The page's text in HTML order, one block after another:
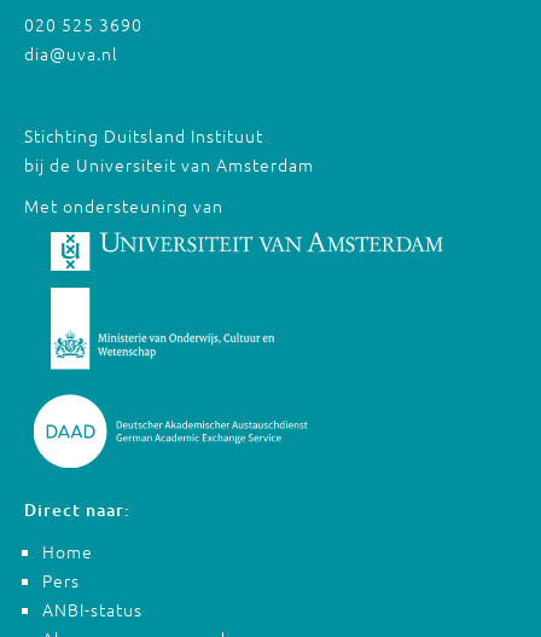
020 525 3690
dia@uva.nl
Stichting Duitsland Instituut
bij de Universiteit van Amsterdam
Met ondersteuning van
Direct naar:
Home
Pers
ANBI-status